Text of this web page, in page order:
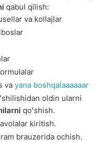
qabul qilish:
va kollajlar
va yana boshqalaaaaaar
oldin ularni
qoʻshish.
kiritish.
brauzerida ochish.